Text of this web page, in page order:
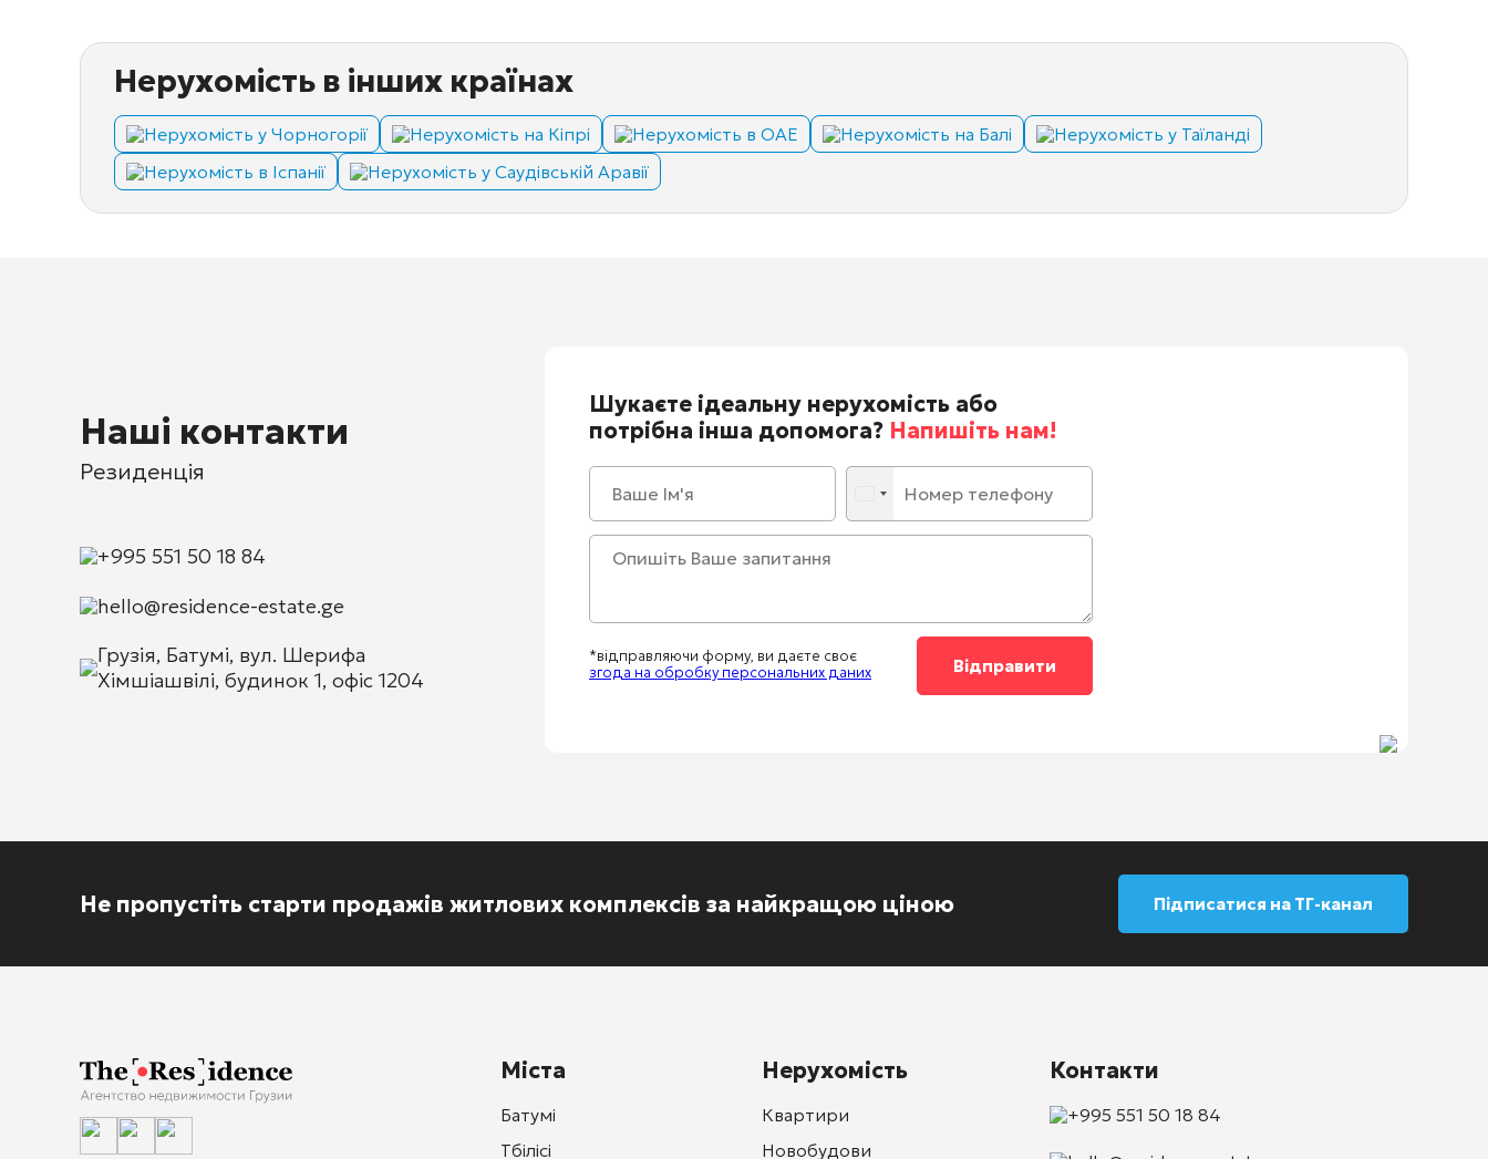
Нерухомість в інших країнах
Нерухомість у Чорногорії Нерухомість на Кіпрі Нерухомість в ОАЕ Нерухомість на Балі
Нерухомість у Таїланді
Нерухомість в Іспанії
Нерухомість у Саудівській Аравії
Наші контакти
Резиденція
+995 551 50 18 84
hello@residence-estate.ge
Грузія, Батумі, вул. Шерифа
Хімшіашвілі, будинок 1, офіс 1204
Шукаєте ідеальну нерухомість або
потрібна інша допомога? Напишіть нам!
*відправляючи форму, ви даєте своє
згода на обробку персональних даних
Не пропустіть старти продажів житлових комплексів за найкращою ціною Підписатися на ТГ-канал
Міста
Батумі
Тбілісі
Нерухомість
Квартири
Новобудови
Контакти
+995 551 50 18 84